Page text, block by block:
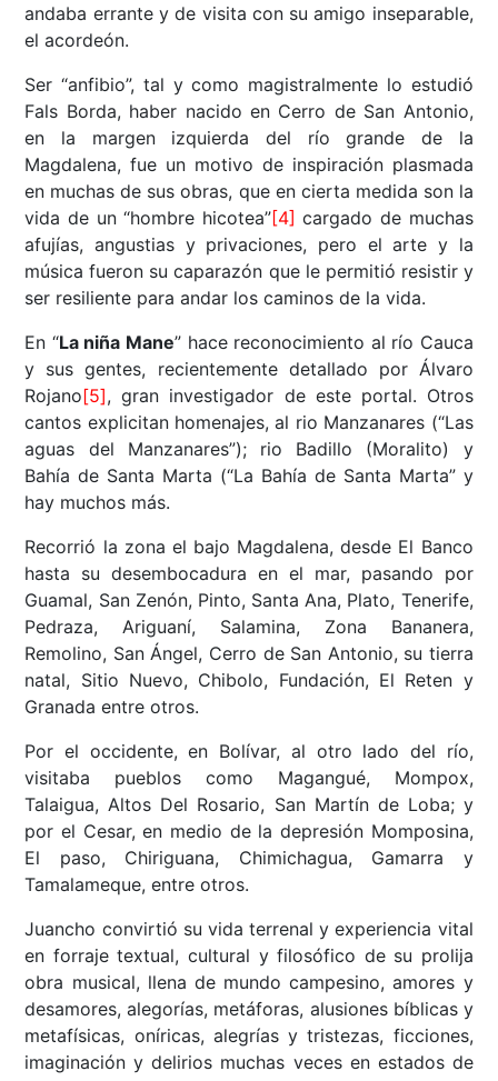
andaba errante y de visita con su amigo inseparable,
el acordeón.
Ser “anfibio”, tal y como magistralmente lo estudió
Fals Borda, haber nacido en Cerro de San Antonio,
en la margen izquierda del río grande de la
Magdalena, fue un motivo de inspiración plasmada
en muchas de sus obras, que en cierta medida son la
vida de un “hombre hicotea”[4] cargado de muchas
afujías, angustias y privaciones, pero el arte y la
música fueron su caparazón que le permitió resistir y
ser resiliente para andar los caminos de la vida.
En “La niña Mane” hace reconocimiento al río Cauca
y sus gentes, recientemente detallado por Álvaro
Rojano[5], gran investigador de este portal. Otros
cantos explicitan homenajes, al rio Manzanares (“Las
aguas del Manzanares”); rio Badillo (Moralito) y
Bahía de Santa Marta (“La Bahía de Santa Marta” y
hay muchos más.
Recorrió la zona el bajo Magdalena, desde El Banco
hasta su desembocadura en el mar, pasando por
Guamal, San Zenón, Pinto, Santa Ana, Plato, Tenerife,
Pedraza, Ariguaní, Salamina, Zona Bananera,
Remolino, San Ángel, Cerro de San Antonio, su tierra
natal, Sitio Nuevo, Chibolo, Fundación, El Reten y
Granada entre otros.
Por el occidente, en Bolívar, al otro lado del río,
visitaba pueblos como Magangué, Mompox,
Talaigua, Altos Del Rosario, San Martín de Loba; y
por el Cesar, en medio de la depresión Momposina,
El paso, Chiriguana, Chimichagua, Gamarra y
Tamalameque, entre otros.
Juancho convirtió su vida terrenal y experiencia vital
en forraje textual, cultural y filosófico de su prolija
obra musical, llena de mundo campesino, amores y
desamores, alegorías, metáforas, alusiones bíblicas y
metafísicas, oníricas, alegrías y tristezas, ficciones,
imaginación y delirios muchas veces en estados de